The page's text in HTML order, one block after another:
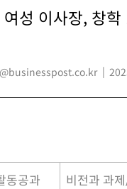
성 이사장, 창
동공과 비전과 과